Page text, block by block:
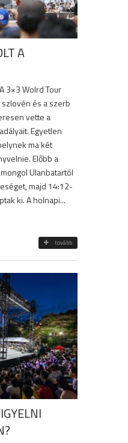
A
3×3 Wolrd Tour
és a szerb
vette a
Egyetlen
ma két
Előbb a
Ulanbatartól
majd 14:12-
ki. A holnapi...
tovább